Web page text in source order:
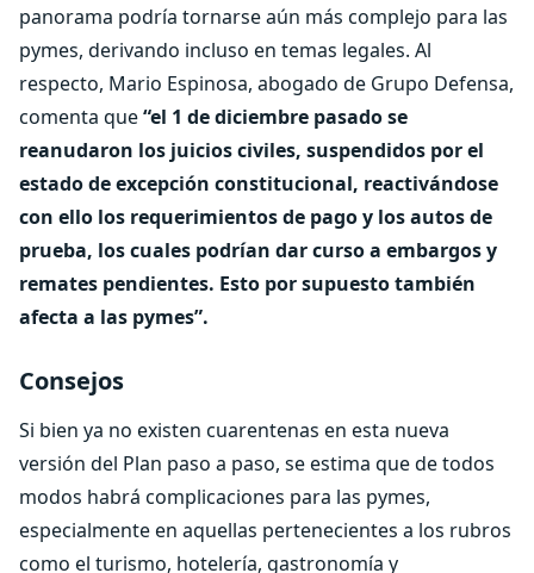
panorama podría tornarse aún más complejo para las
pymes, derivando incluso en temas legales. Al
respecto, Mario Espinosa, abogado de Grupo Defensa,
comenta que“el 1 de diciembre pasado se
reanudaron los juicios civiles, suspendidos por el
estado de excepción constitucional, reactivándose
con ello los requerimientos de pago y los autos de
prueba, los cuales podrían dar curso a embargos y
remates pendientes. Esto por supuesto también
afecta a las pymes”.
Consejos
Si bien ya no existen cuarentenas en esta nueva
versión del Plan paso a paso, se estima que de todos
modos habrá complicaciones para las pymes,
especialmente en aquellas pertenecientes a los rubros
como el turismo, hotelería, gastronomía y